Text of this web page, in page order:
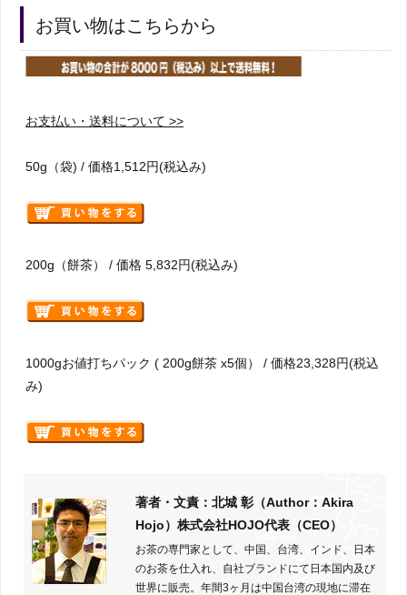
お買い物はこちらから
お支払い・送料について >>
50g（袋) / 価格1,512円(税込み)
200g（餅茶） / 価格 5,832円(税込み)
1000gお値打ちパック ( 200g餅茶 x5個） / 価格23,328円(税込
み)
著者・文責：北城 彰（Author：Akira
Hojo）株式会社HOJO代表（CEO）
お茶の専門家として、中国、台湾、インド、日本
のお茶を仕入れ、自社ブランドにて日本国内及び
世界に販売。年間3ヶ月は中国台湾の現地に滞在